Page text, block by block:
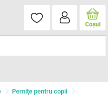
Coşul
Perniţe pentru copii